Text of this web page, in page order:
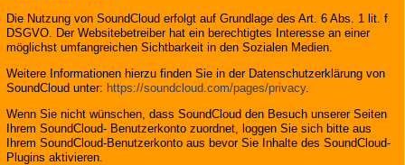
Die Nutzung von SoundCloud erfolgt auf Grundlage des Art. 6 Abs. 1 lit. f
DSGVO. Der Websitebetreiber hat ein berechtigtes Interesse an einer
möglichst umfangreichen Sichtbarkeit in den Sozialen Medien.
Weitere Informationen hierzu finden Sie in der Datenschutzerklärung von
SoundCloud unter: https://soundcloud.com/pages/privacy.
Wenn Sie nicht wünschen, dass SoundCloud den Besuch unserer Seiten
Ihrem SoundCloud- Benutzerkonto zuordnet, loggen Sie sich bitte aus
Ihrem SoundCloud-Benutzerkonto aus bevor Sie Inhalte des SoundCloud-
Plugins aktivieren.